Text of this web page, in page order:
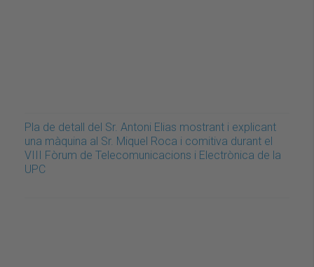
Pla de detall del Sr. Antoni Elias mostrant i explicant
una màquina al Sr. Miquel Roca i comitiva durant el
VIII Fòrum de Telecomunicacions i Electrònica de la
UPC